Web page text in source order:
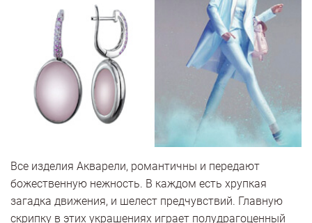
Все изделия Акварели, романтичны и передают
божественную нежность. В каждом есть хрупкая
загадка движения, и шелест предчувствий. Главную
скрипку в этих украшениях играет полудрагоценный